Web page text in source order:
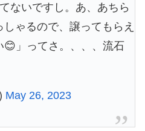
ないですし。あ、あちら
ゃるので、譲ってもらえ
😊」ってさ。、、、流石
May 26, 2023